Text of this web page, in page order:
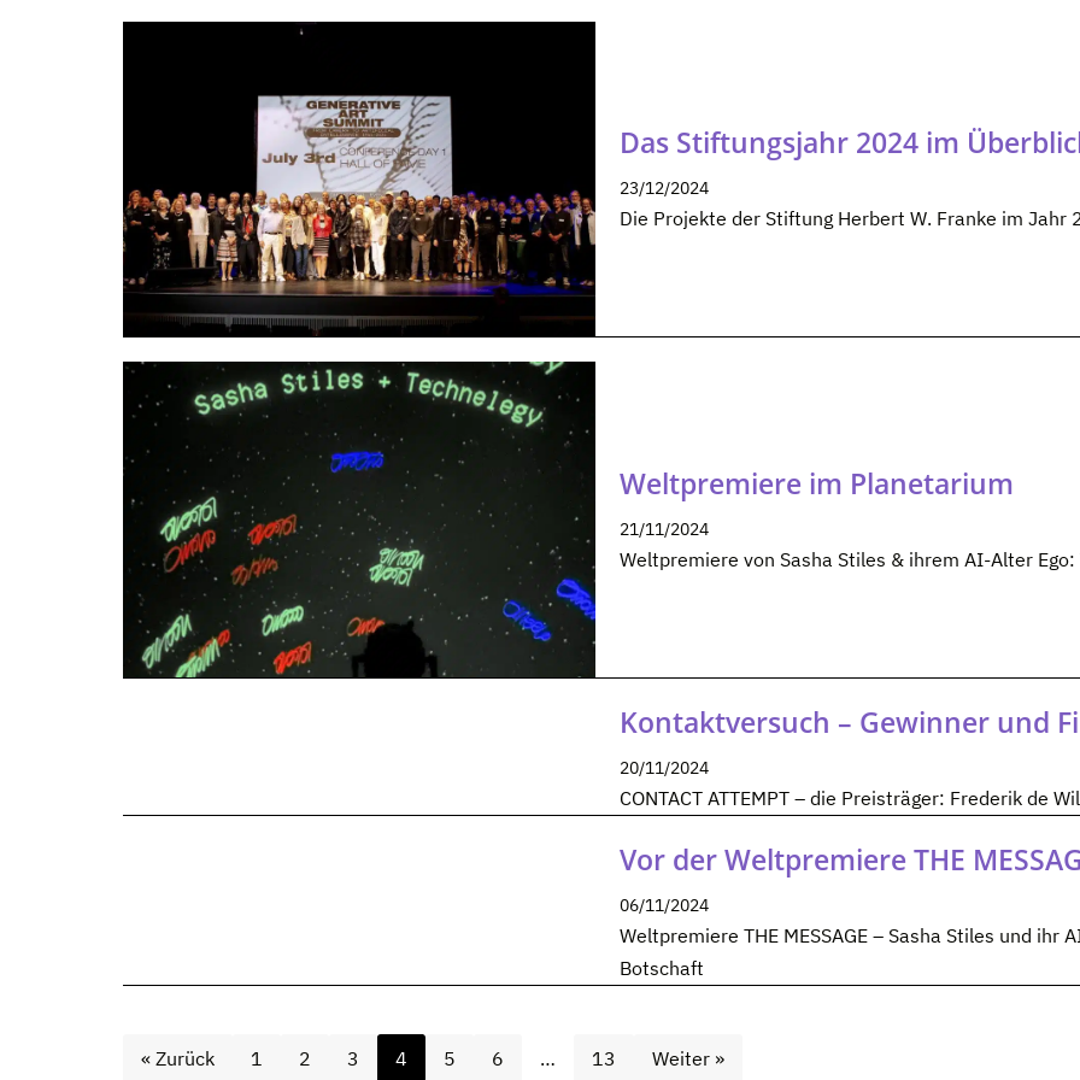
Das Stiftungsjahr 2024 im
23/12/2024
Die Projekte der Stiftung Herbert W. Franke im Jahr
Weltpremiere im Planetarium
21/11/2024
Weltpremiere von Sasha Stiles & ihrem AI-Alter Ego:
Kontaktversuch – Gewinner und
20/11/2024
CONTACT ATTEMPT – die Preisträger: Frederik de
Vor der Weltpremiere THE
06/11/2024
Weltpremiere THE MESSAGE – Sasha Stiles und
Botschaft
« Zurück 1 2 3 4 5 6 … 13 Weiter »